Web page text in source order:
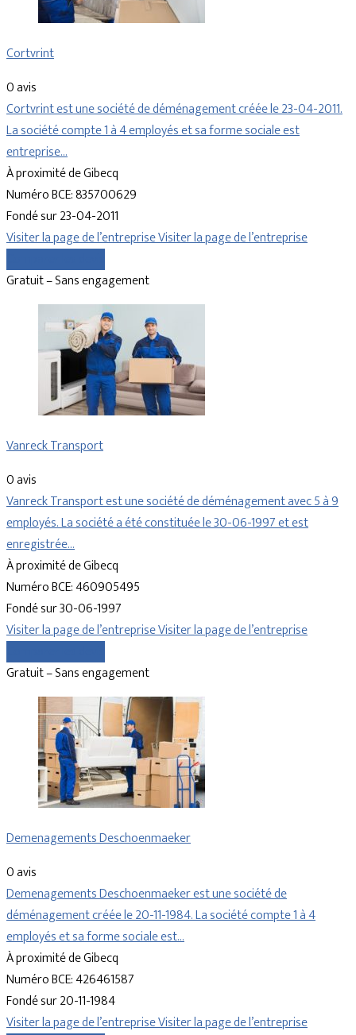
Cortvrint
0 avis
Cortvrint est une société de déménagement créée le 23-04-2011.
La société compte 1 à 4 employés et sa forme sociale est
entreprise…
À proximité de Gibecq
Numéro BCE: 835700629
Fondé sur 23-04-2011
Visiter la page de l’entrepriseVisiter la page de l’entreprise
Gratuit – Sans engagement
Vanreck Transport
0 avis
Vanreck Transport est une société de déménagement avec 5 à 9
employés. La société a été constituée le 30-06-1997 et est
enregistrée…
À proximité de Gibecq
Numéro BCE: 460905495
Fondé sur 30-06-1997
Visiter la page de l’entrepriseVisiter la page de l’entreprise
Gratuit – Sans engagement
Demenagements Deschoenmaeker
0 avis
Demenagements Deschoenmaeker est une société de
déménagement créée le 20-11-1984. La société compte 1 à 4
employés et sa forme sociale est…
À proximité de Gibecq
Numéro BCE: 426461587
Fondé sur 20-11-1984
Visiter la page de l’entrepriseVisiter la page de l’entreprise